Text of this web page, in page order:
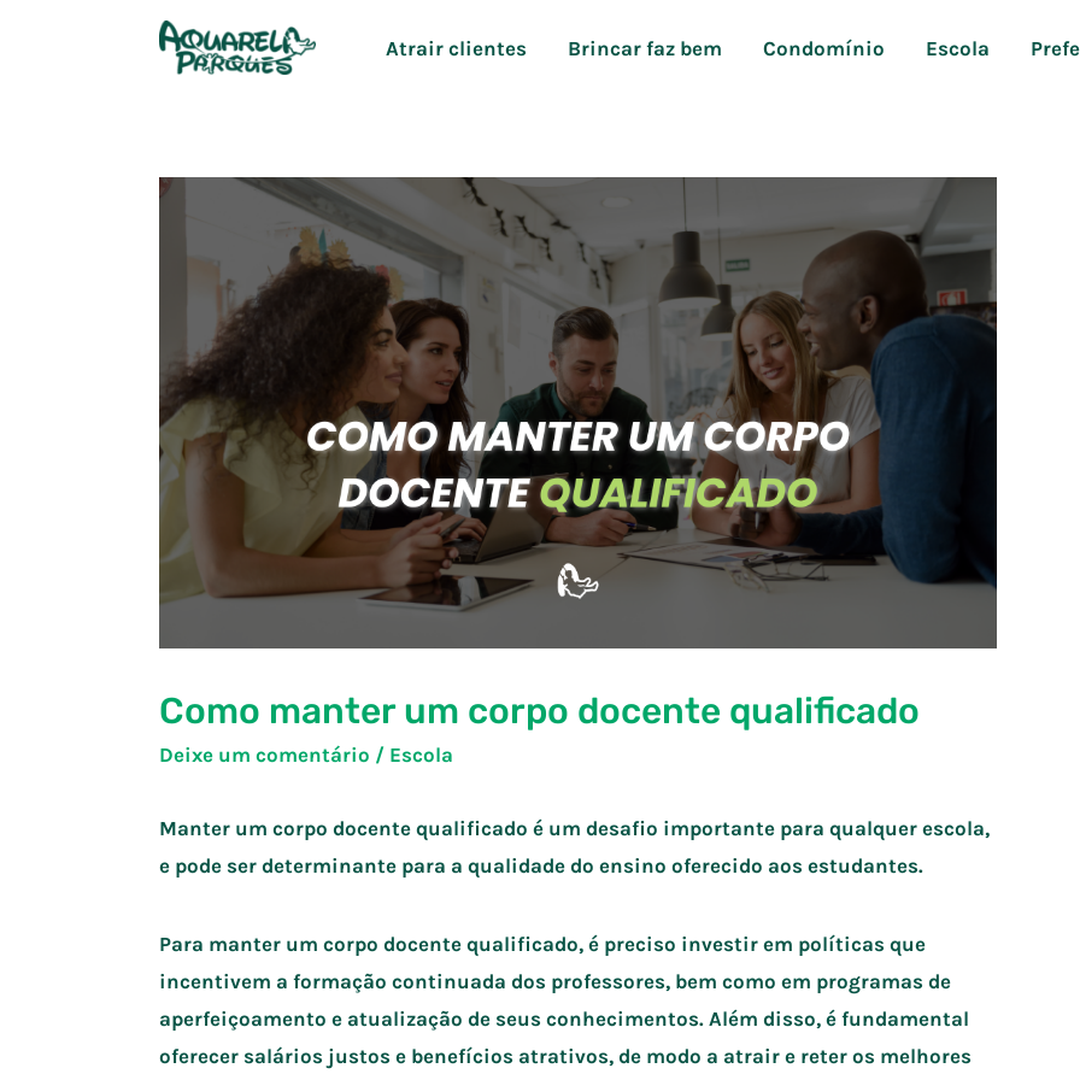
Atrair clientes Brincar faz bem Condomínio Escola
Como manter um corpo docente qualificado
Deixe um comentário / Escola
Manter um corpo docente qualificado é um desafio importante para qualquer escola,
e pode ser determinante para a qualidade do ensino oferecido aos estudantes.
Para manter um corpo docente qualificado, é preciso investir em políticas que
incentivem a formação continuada dos professores, bem como em programas de
aperfeiçoamento e atualização de seus conhecimentos. Além disso, é fundamental
oferecer salários justos e benefícios atrativos, de modo a atrair e reter os melhores